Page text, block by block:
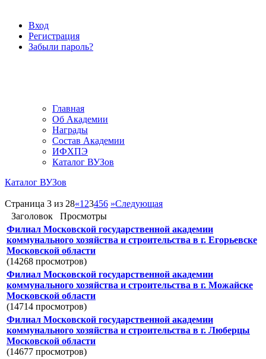
Вход
Регистрация
Забыли пароль?
Главная
Об Академии
Награды
Состав Академии
ИФХПЭ
Каталог ВУЗов
Каталог ВУЗов
Страница 3 из 28«1 23456 »Следующая
Заголовок
Просмотры
Филиал Московской государственной академии
коммунального хозяйства и строительства в г. Егорьевске
Московской области
(14268 просмотров)
Филиал Московской государственной академии
коммунального хозяйства и строительства в г. Можайске
Московской области
(14714 просмотров)
Филиал Московской государственной академии
коммунального хозяйства и строительства в г. Люберцы
Московской области
(14677 просмотров)